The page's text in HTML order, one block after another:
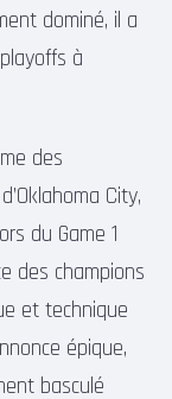
dominé, il a
à
des
City,
du Game 1
des champions
et technique
épique,
basculé